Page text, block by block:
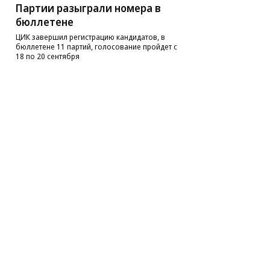
Партии разыграли номера в
бюллетене
ЦИК завершил регистрацию кандидатов, в
бюллетене 11 партий, голосование пройдет с
18 по 20 сентября